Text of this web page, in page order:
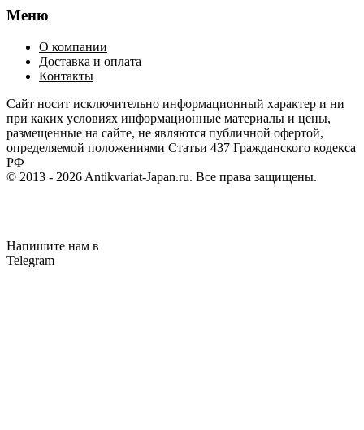
Меню
О компании
Доставка и оплата
Контакты
Cайт носит исключительно информационный характер и ни
при каких условиях информационные материалы и цены,
размещенные на сайте, не являются публичной офертой,
определяемой положениями Статьи 437 Гражданского кодекса
РФ
© 2013 - 2026 Antikvariat-Japan.ru. Все права защищены.
Напишите нам в
Telegram